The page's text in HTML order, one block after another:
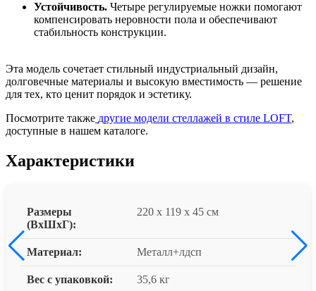
Устойчивость. Четыре регулируемые ножки помогают
компенсировать неровности пола и обеспечивают
стабильность конструкции.
Эта модель сочетает стильный индустриальный дизайн,
долговечные материалы и высокую вместимость — решение
для тех, кто ценит порядок и эстетику.
Посмотрите также другие модели стеллажей в стиле LOFT,
доступные в нашем каталоге.
Характеристики
Размеры
(ВxШxГ):
220 x 119 x 45 см
Материал: Металл+лдсп
Вес с упаковкой: 35,6 кг